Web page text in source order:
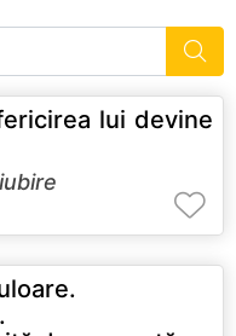
lui devine
iubire